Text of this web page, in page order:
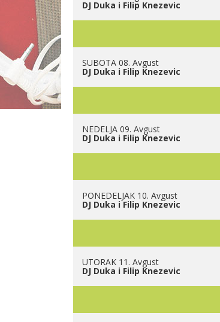
DJ Duka i Filip Knezevic
SUBOTA 08. Avgust
DJ Duka i Filip Knezevic
NEDELJA 09. Avgust
DJ Duka i Filip Knezevic
PONEDELJAK 10. Avgust
DJ Duka i Filip Knezevic
UTORAK 11. Avgust
DJ Duka i Filip Knezevic